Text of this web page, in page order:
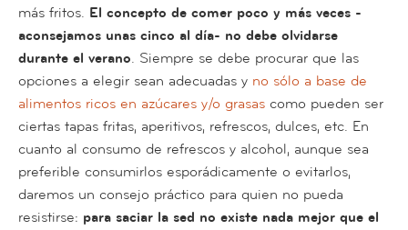
más fritos. El concepto de comer poco y más veces -
aconsejamos unas cinco al día- no debe olvidarse
durante el verano. Siempre se debe procurar que las
opciones a elegir sean adecuadas y no sólo a base de
alimentos ricos en azúcares y/o grasas como pueden ser
ciertas tapas fritas, aperitivos, refrescos, dulces, etc. En
cuanto al consumo de refrescos y alcohol, aunque sea
preferible consumirlos esporádicamente o evitarlos,
daremos un consejo práctico para quien no pueda
resistirse: para saciar la sed no existe nada mejor que el